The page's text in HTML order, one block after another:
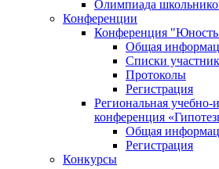
Олимпиада
Конференции
Конференция
Общая
Списки
Протоколы
Регистрация
Региональная учебно-
конференция
Общая
Регистрация
Конкурсы